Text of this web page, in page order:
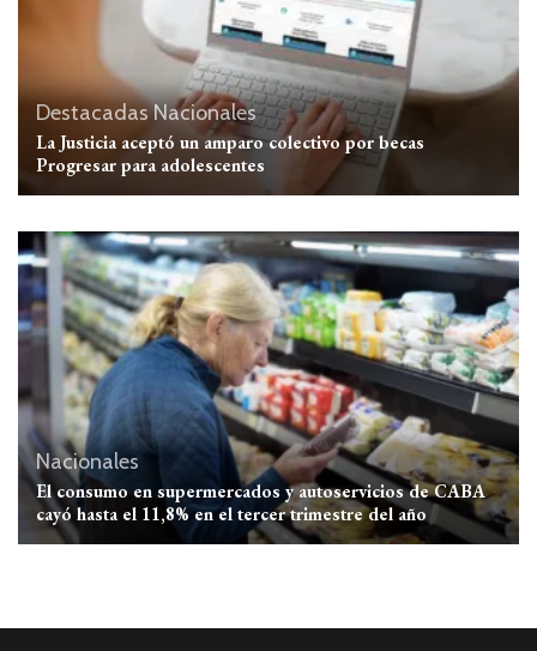
DestacadasNacionales
La Justicia aceptó un amparo colectivo por becas
Progresar para adolescentes
Nacionales
El consumo en supermercados y autoservicios de CABA
cayó hasta el 11,8% en el tercer trimestre del año